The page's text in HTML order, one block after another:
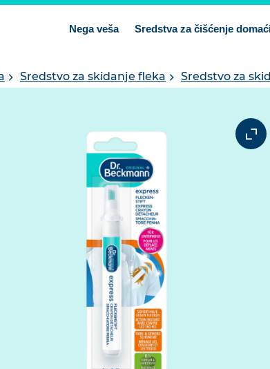
Nega veša Sredstva za čišćenje
Sredstvo za skidanje fleka Sredstvo za